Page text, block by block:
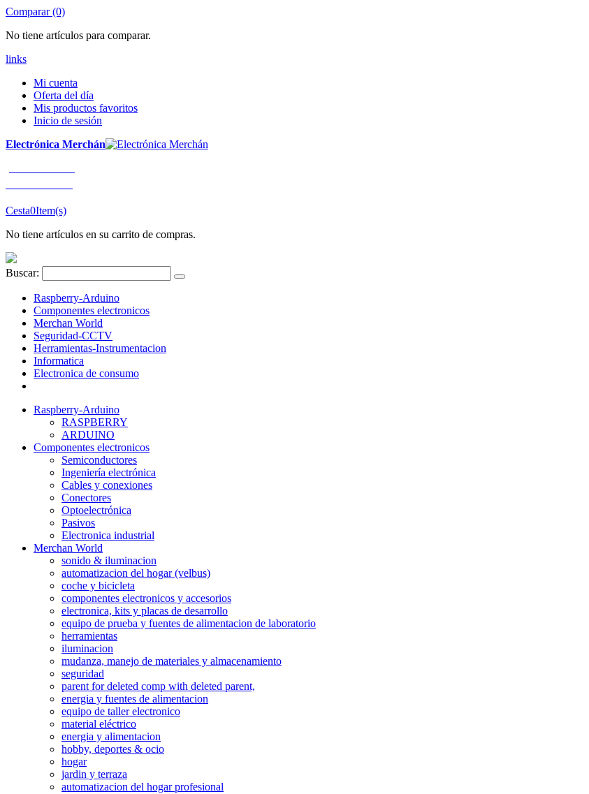
Comparar (0)
No tiene artículos para comparar.
links
Mi cuenta
Oferta del día
Mis productos favoritos
Inicio de sesión
Electrónica Merchán
Cesta0Item(s)
No tiene artículos en su carrito de compras.
Buscar:
Raspberry-Arduino
Componentes electronicos
Merchan World
Seguridad-CCTV
Herramientas-Instrumentacion
Informatica
Electronica de consumo
Raspberry-Arduino
RASPBERRY
ARDUINO
Componentes electronicos
Semiconductores
Ingeniería electrónica
Cables y conexiones
Conectores
Optoelectrónica
Pasivos
Electronica industrial
Merchan World
sonido & iluminacion
automatizacion del hogar (velbus)
coche y bicicleta
componentes electronicos y accesorios
electronica, kits y placas de desarrollo
equipo de prueba y fuentes de alimentacion de laboratorio
herramientas
iluminacion
mudanza, manejo de materiales y almacenamiento
seguridad
parent for deleted comp with deleted parent,
energia y fuentes de alimentacion
equipo de taller electronico
material eléctrico
energia y alimentacion
hobby, deportes & ocio
hogar
jardin y terraza
automatizacion del hogar profesional